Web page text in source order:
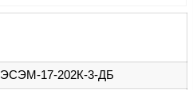
ЭСЭМ-17-202К-3-ДБ